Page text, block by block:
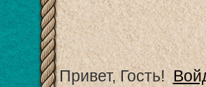
Привет, Гость!